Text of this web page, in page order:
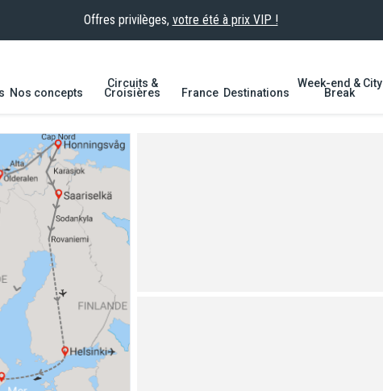
Offres privilèges, votre été à prix VIP !
Nos concepts
Circuits &
Croisières France Destinations
Week-end & City
Break